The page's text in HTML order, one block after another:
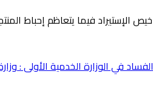
الإستيراد فيما يتعاظم إحباط